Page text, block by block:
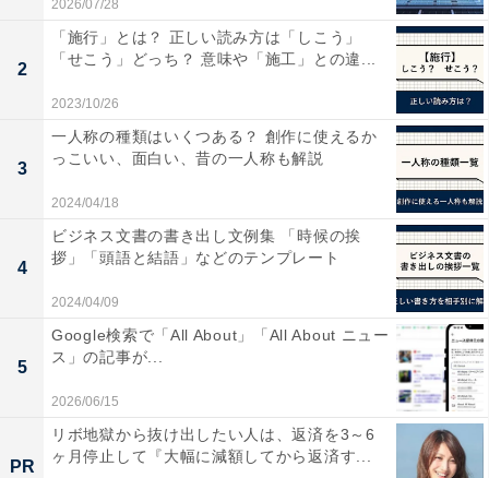
出品者にも言い分があるかも
一方で、出品者にも言い分があるかもしれません。「し
っかり確認しないで購入した方が悪い！」ということで
す。「写真を確認して、疑問があれば質問ができたはず
なので、それを怠った購入者にも非があるでしょ？」と
言われる可能性もあります。
そうなると話し合いになるのですが、多くの出品者はミ
スを認めてキャンセルの手続きをしてくれるのではない
2026/07/28
2
「施行」とは？ 正しい読み方は「しこう」
「せこう」どっち？ 意味や「施工」との違...
2023/10/26
3
一人称の種類はいくつある？ 創作に使えるか
っこいい、面白い、昔の一人称も解説
2024/04/18
4
ビジネス文書の書き出し文例集 「時候の挨
拶」「頭語と結語」などのテンプレート
2024/04/09
5
Google検索で「All About」「All About ニュー
ス」の記事が...
2026/06/15
PR
リボ地獄から抜け出したい人は、返済を3～6
ヶ月停止して『大幅に減額してから返済す...